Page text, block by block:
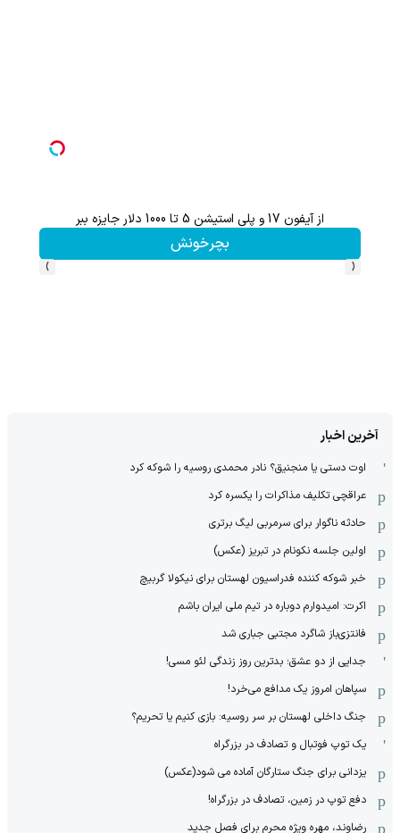
از آیفون 17 و پلی استیشن 5 تا 1000 دلار جایزه ببر
بچرخونش
‹
›
آخرین اخبار
اوت دستی یا منجنیق؟ نادر محمدی روسیه را شوکه کرد
عراقچی تکلیف مذاکرات را یکسره کرد
حادثه ناگوار برای سرمربی لیگ برتری
اولین جلسه نکونام در تبریز (عکس)
خبر شوکه کننده فدراسیون لهستان برای نیکولا گربیچ
اکرت: امیدوارم دوباره در تیم ملی ایران باشم
فانتزی‌باز شاگرد مجتبی جباری شد
جدایی از دو عشق؛ بدترین روز زندگی لئو مسی!
سپاهان امروز یک مدافع می‌خرد!
جنگ داخلی لهستان بر سر روسیه: بازی کنیم یا تحریم؟
یک توپ فوتبال و تصادف در بزرگراه
یزدانی برای جنگ ستارگان آماده می شود(عکس)
دفع توپ در زمین، تصادف در بزرگراه!
رضاوند، مهره ویژه محرم برای فصل جدید